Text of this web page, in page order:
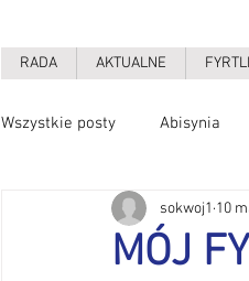
RADA AKTUALNE
Wszystkie posty Abisynia
Edukacja
MÓJ
sokwoj1 10